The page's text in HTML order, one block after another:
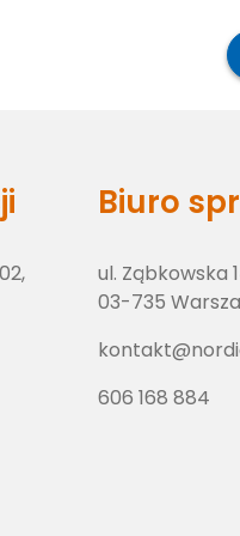
Biuro
ul. Ząbkowska
03-735
606 168 884